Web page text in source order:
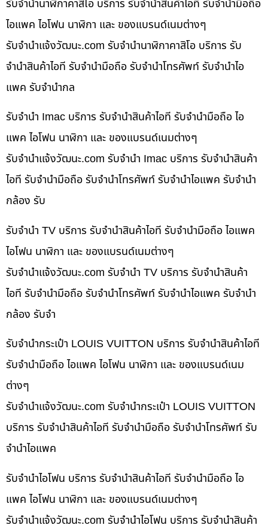
รับจำนำนาฬิกาคาสิโอ บริการ รับจำนำสินค้าไอที รับจำนำมือถือ
ไอแพค ไอโฟน นาฬิกา และ ของแบรนด์เนมต่างๆ
รับจํานําแจ้งวัฒนะ.com รับจำนำนาฬิกาคาสิโอ บริการ รับ
จำนำสินค้าไอที รับจำนำมือถือ รับจำนำโทรศัพท์ รับจำนำไอ
แพค รับจำนำกล
รับจำนำ Imac บริการ รับจำนำสินค้าไอที รับจำนำมือถือ ไอ
แพค ไอโฟน นาฬิกา และ ของแบรนด์เนมต่างๆ
รับจํานําแจ้งวัฒนะ.com รับจำนำ Imac บริการ รับจำนำสินค้า
ไอที รับจำนำมือถือ รับจำนำโทรศัพท์ รับจำนำไอแพค รับจำนำ
กล้อง รับ
รับจำนำ TV บริการ รับจำนำสินค้าไอที รับจำนำมือถือ ไอแพค
ไอโฟน นาฬิกา และ ของแบรนด์เนมต่างๆ
รับจํานําแจ้งวัฒนะ.com รับจำนำ TV บริการ รับจำนำสินค้า
ไอที รับจำนำมือถือ รับจำนำโทรศัพท์ รับจำนำไอแพค รับจำนำ
กล้อง รับจำ
รับจำนำกระเป๋า LOUIS VUITTON บริการ รับจำนำสินค้าไอที
รับจำนำมือถือ ไอแพค ไอโฟน นาฬิกา และ ของแบรนด์เนม
ต่างๆ
รับจํานําแจ้งวัฒนะ.com รับจำนำกระเป๋า LOUIS VUITTON
บริการ รับจำนำสินค้าไอที รับจำนำมือถือ รับจำนำโทรศัพท์ รับ
จำนำไอแพค
รับจำนำไอโฟน บริการ รับจำนำสินค้าไอที รับจำนำมือถือ ไอ
แพค ไอโฟน นาฬิกา และ ของแบรนด์เนมต่างๆ
รับจํานําแจ้งวัฒนะ.com รับจำนำไอโฟน บริการ รับจำนำสินค้า